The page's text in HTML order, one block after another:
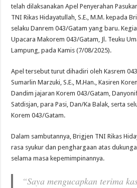
telah dilaksanakan Apel Penyerahan
TNI Rikas Hidayatullah, S.E., M.M. kepada
selaku Danrem 043/Gatam yang baru.
Upacara Makorem 043/Gatam, Jl. Teuku
Lampung, pada Kamis (7/08/2025).
Apel tersebut turut dihadiri oleh Kasrem
Sumarlin Marzuki, S.E., M.Han., Kasiren
Dandim jajaran Korem 043/Gatam,
Satdisjan, para Pasi, Dan/Ka Balak, serta
Korem 043/Gatam.
Dalam sambutannya, Brigjen TNI Rikas
rasa syukur dan penghargaan atas
selama masa kepemimpinannya.
“Saya mengucapkan terima